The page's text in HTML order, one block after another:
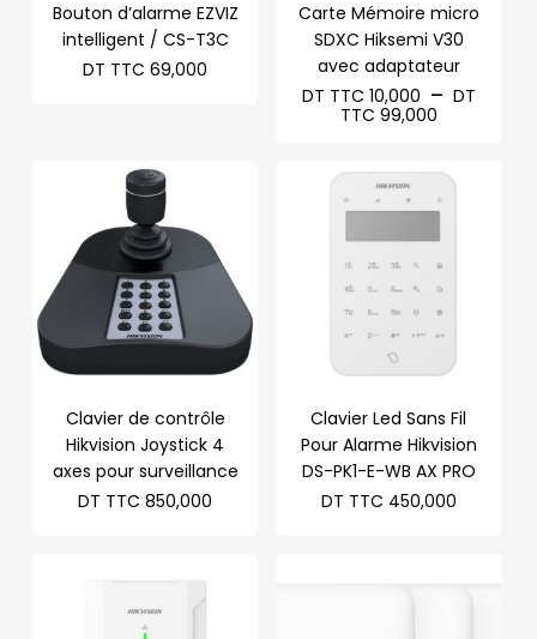
Bouton d’alarme EZVIZ
intelligent / CS-T3C
DT TTC 69,000
Carte Mémoire micro
SDXC Hiksemi V30
avec adaptateur
DT TTC 10,000 – DT
TTC 99,000Plage
DT
TTC
à
TTC
Clavier de contrôle
Hikvision Joystick 4
axes pour surveillance
DT TTC 850,000
Clavier Led Sans Fil
Pour Alarme Hikvision
DS-PK1-E-WB AX PRO
DT TTC 450,000